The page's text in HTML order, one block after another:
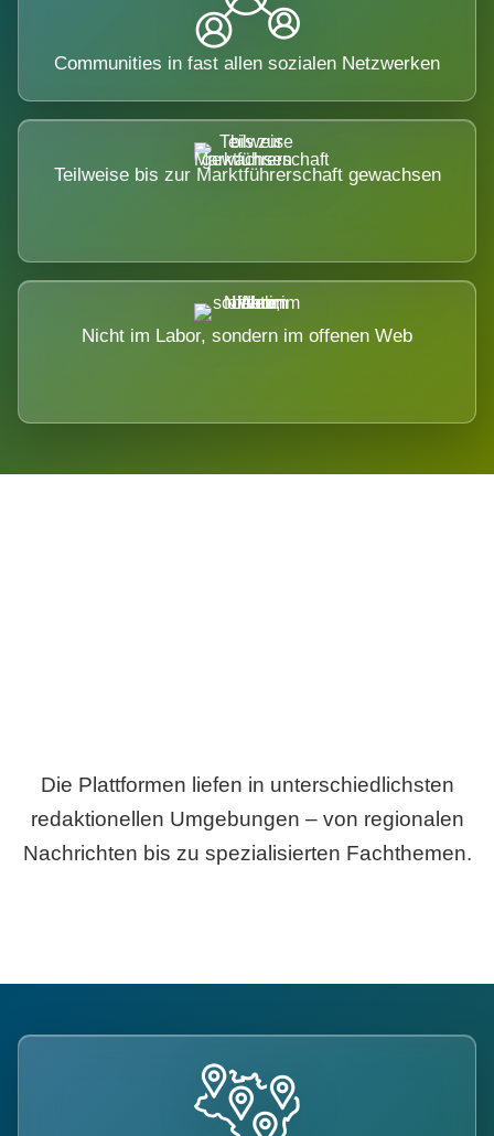
Communities in fast allen sozialen Netzwerken
Teilweise bis zur Marktführerschaft gewachsen
Nicht im Labor, sondern im offenen Web
Die Plattformen liefen in unterschiedlichsten
redaktionellen Umgebungen – von regionalen
Nachrichten bis zu spezialisierten Fachthemen.